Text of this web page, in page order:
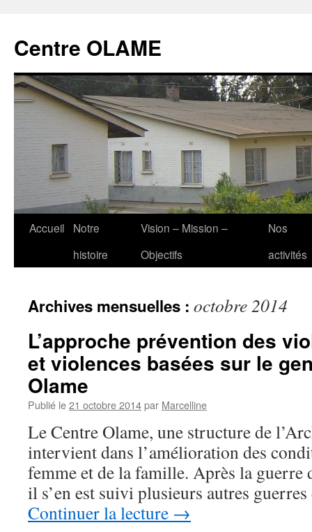
contenu
Centre OLAME
Accueil
Notre
histoire
Vision – Mission –
Objectifs
Nos
activités
Archives mensuelles : octobre 2014
L’approche prévention des
et violences basées sur le
Olame
Publié le21 octobre 2014par Marcelline
Le Centre Olame, une structure de
intervient dans l’amélioration des
femme et de la famille. Après la guerre
il s’en est suivi plusieurs autres
Continuer la lecture →